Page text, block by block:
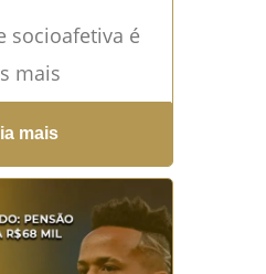
socioafetiva é
mais
Direito de
em que
Leia mais →
mais